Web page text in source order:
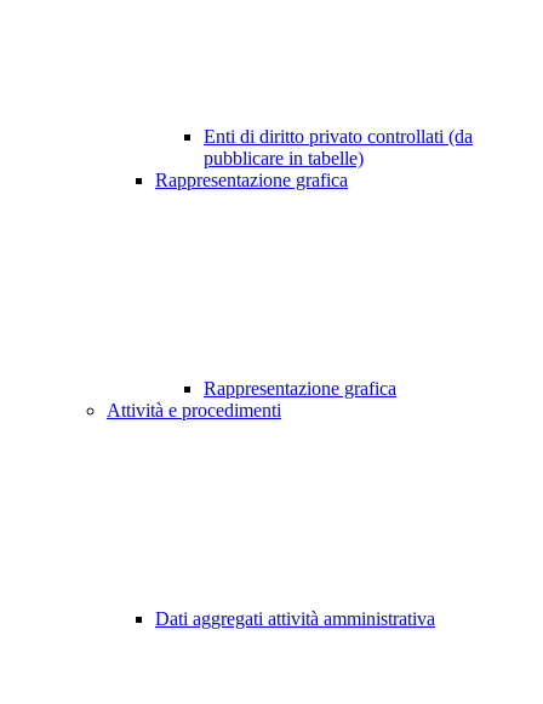
Enti di diritto privato controllati (da
pubblicare in tabelle)
Rappresentazione grafica
Rappresentazione grafica
Attività e procedimenti
Dati aggregati attività amministrativa